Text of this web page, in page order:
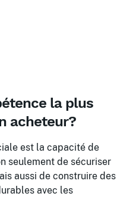
la plus
acheteur?
est la capacité de
seulement de sécuriser
aussi de construire des
avec les